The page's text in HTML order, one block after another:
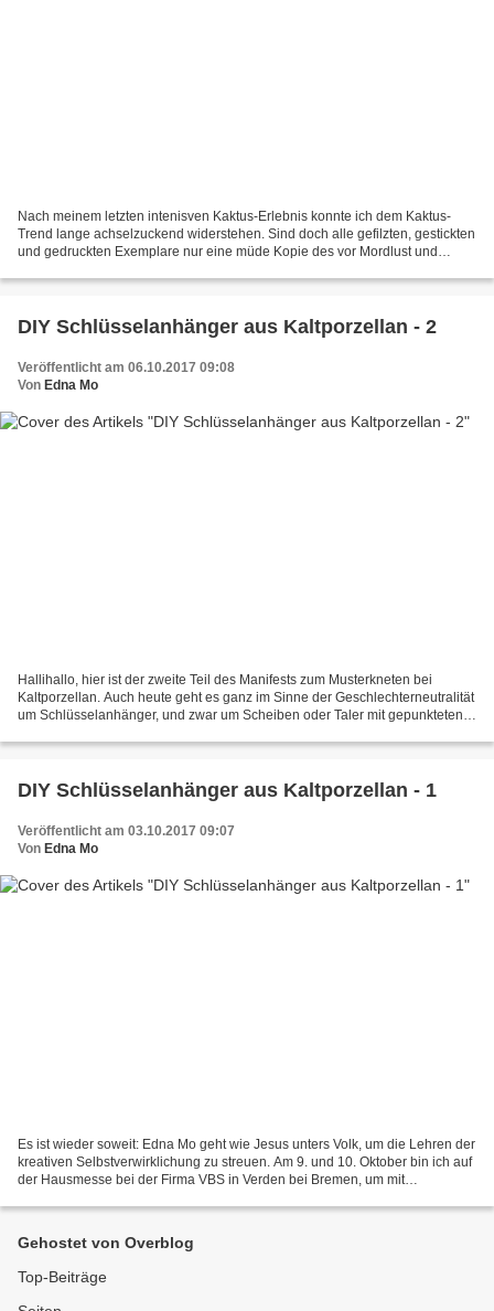
Nach meinem letzten intenisven Kaktus-Erlebnis konnte ich dem Kaktus-
Trend lange achselzuckend widerstehen. Sind doch alle gefilzten, gestickten
und gedruckten Exemplare nur eine müde Kopie des vor Mordlust und
DIY Schlüsselanhänger aus Kaltporzellan - 2
Veröffentlicht am 06.10.2017 09:08
Von Edna Mo
Hallihallo, hier ist der zweite Teil des Manifests zum Musterkneten bei
Kaltporzellan. Auch heute geht es ganz im Sinne der Geschlechterneutralität
um Schlüsselanhänger, und zwar um Scheiben oder Taler mit gepunkteten
DIY Schlüsselanhänger aus Kaltporzellan - 1
Veröffentlicht am 03.10.2017 09:07
Von Edna Mo
Es ist wieder soweit: Edna Mo geht wie Jesus unters Volk, um die Lehren der
kreativen Selbstverwirklichung zu streuen. Am 9. und 10. Oktober bin ich auf
der Hausmesse bei der Firma VBS in Verden bei Bremen, um mit
Gehostet von Overblog
Top-Beiträge